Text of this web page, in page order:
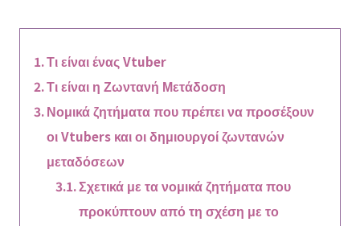
Τι είναι ένας Vtuber
Τι είναι η Ζωντανή Μετάδοση
Νομικά ζητήματα που πρέπει να προσέξουν
οι Vtubers και οι δημιουργοί ζωντανών
μεταδόσεων
Σχετικά με τα νομικά ζητήματα που
προκύπτουν από τη σχέση με το